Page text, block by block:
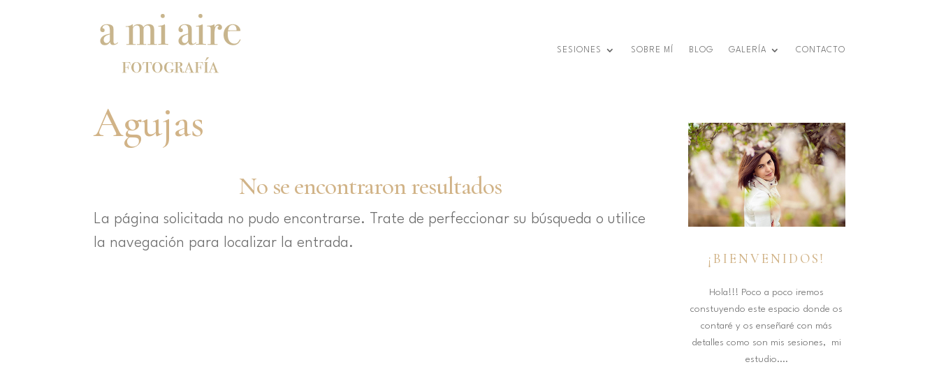
SESIONES SOBRE MÍ BLOG GALERÍA CONTACTO
Agujas
No se encontraron resultados
La página solicitada no pudo encontrarse. Trate de perfeccionar su búsqueda o utilice
la navegación para localizar la entrada.
¡BIENVENIDOS!
Hola!!! Poco a poco iremos
constuyendo este espacio donde os
contaré y os enseñaré con más
detalles como son mis sesiones, mi
estudio....